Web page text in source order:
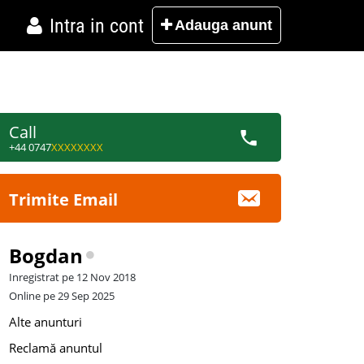
Intra in cont Adauga anunt
Call
+44 0747XXXXXXXX
Trimite Email
Bogdan
Inregistrat pe 12 Nov 2018
Online pe 29 Sep 2025
Alte anunturi
Reclamă anuntul